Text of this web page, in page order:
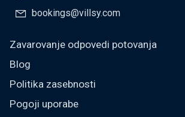
bookings@villsy.com
Zavarovanje odpovedi potovanja
Blog
Politika zasebnosti
Pogoji uporabe